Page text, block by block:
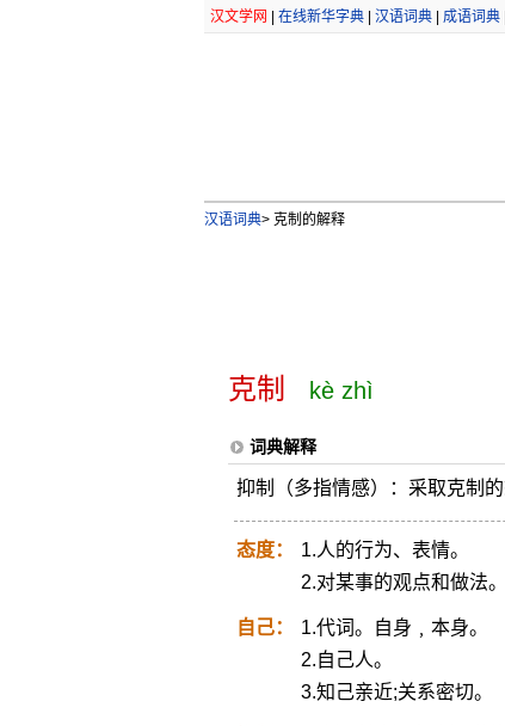
汉文学网 在线新华字典| 汉语词典| 成语词典|
汉语词典>克制的解释
克制 kè zhì
词典解释
抑制（多指情感）：采取克制
态度：
1.人的行为、表情。
2.对某事的观点和做法。
自己：
1.代词。自身﹐本身。
2.自己人。
3.知己亲近;关系密切。